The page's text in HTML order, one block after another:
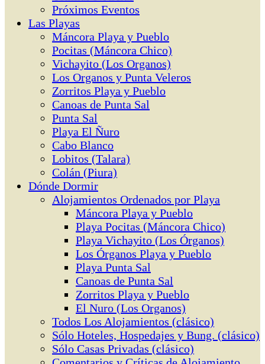
Próximos Eventos
Las Playas
Máncora Playa y Pueblo
Pocitas (Máncora Chico)
Vichayito (Los Organos)
Los Organos y Punta Veleros
Zorritos Playa y Pueblo
Canoas de Punta Sal
Punta Sal
Playa El Ñuro
Cabo Blanco
Lobitos (Talara)
Colán (Piura)
Dónde Dormir
Alojamientos Ordenados por Playa
Máncora Playa y Pueblo
Playa Pocitas (Máncora Chico)
Playa Vichayito (Los Órganos)
Los Órganos Playa y Pueblo
Playa Punta Sal
Canoas de Punta Sal
Zorritos Playa y Pueblo
El Nuro (Los Organos)
Todos Los Alojamientos (clásico)
Sólo Hoteles, Hospedajes y Bung. (clásico)
Sólo Casas Privadas (clásico)